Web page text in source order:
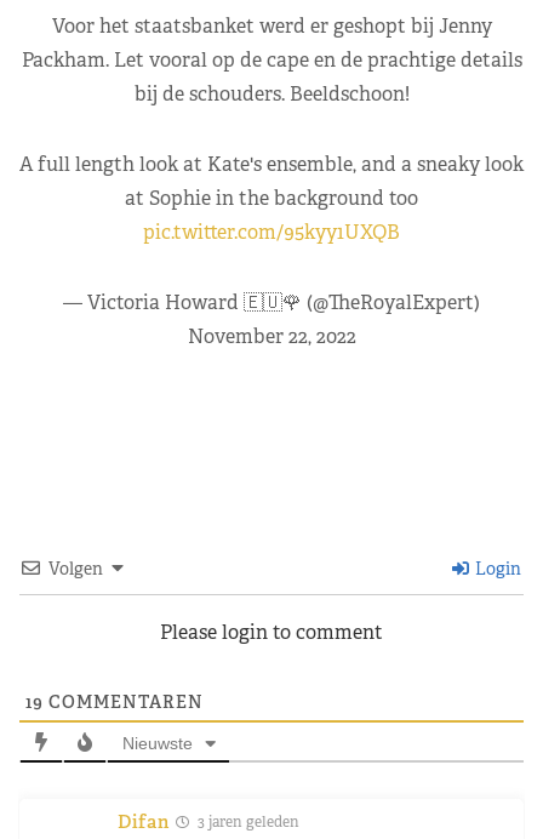
Voor het staatsbanket werd er geshopt bij Jenny
Packham. Let vooral op de cape en de prachtige details
bij de schouders. Beeldschoon!
A full length look at Kate's ensemble, and a sneaky look
at Sophie in the background too
pic.twitter.com/95kyy1UXQB
— Victoria Howard 🇪🇺🌹 (@TheRoyalExpert)
November 22, 2022
Volgen Login
Please login to comment
19 COMMENTAREN
Nieuwste
Difan 3 jaren geleden